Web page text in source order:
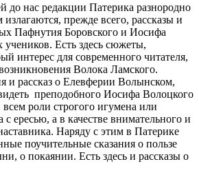
до нас редакции Патерика разнородно
прежде всего, рассказы и
Пафнутия Боровского и Иосифа
учеников. Есть здесь сюжеты,
интерес для современного читателя,
Волока Ламского.
и рассказ о Елевферии Волынском,
преподобного Иосифа Волоцкого
роли строгого игумена или
ересью, а в качестве внимательного и
Наряду с этим в Патерике
поучительные сказания о пользе
о покаянии. Есть здесь и рассказы о